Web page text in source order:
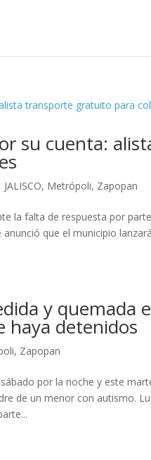
su cuenta:
JALISCO, Metrópoli, Zapopan
la falta de respuesta por
anunció que el municipio
y quemada
haya detenidos
, Zapopan
por la noche y este
de un menor con autismo.